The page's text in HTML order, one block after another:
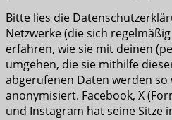
Bitte lies die
Netzwerke (die sich
erfahren, wie sie mit deinen
umgehen, die sie mithilfe
abgerufenen Daten werden so
anonymisiert. Facebook, X
und Instagram hat seine Sitze